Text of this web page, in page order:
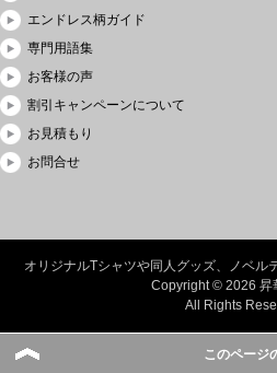
エンドレス柄ガイド
専門用語集
お客様の声
割引キャンペーンについて
お見積もり
お問合せ
オリジナルTシャツや同人グッズ、ノベル
Copyright © 2026 昇
All Rights
このページ